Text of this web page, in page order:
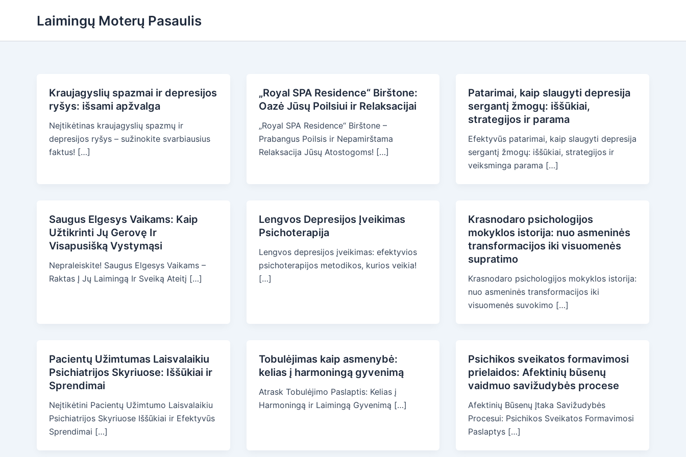
Laimingų Moterų Pasaulis
Kraujagyslių spazmai ir depresijos
ryšys: išsami apžvalga
Neįtikėtinas kraujagyslių spazmų ir
depresijos ryšys – sužinokite svarbiausius
faktus! […]
„Royal SPA Residence“ Birštone:
Oazė Jūsų Poilsiui ir Relaksacijai
„Royal SPA Residence“ Birštone –
Prabangus Poilsis ir Nepamirštama
Relaksacija Jūsų Atostogoms! […]
Patarimai, kaip slaugyti depresija
sergantį žmogų: iššūkiai,
strategijos ir parama
Efektyvūs patarimai, kaip slaugyti depresija
sergantį žmogų: iššūkiai, strategijos ir
veiksminga parama […]
Saugus Elgesys Vaikams: Kaip
Užtikrinti Jų Gerovę Ir
Visapusišką Vystymąsi
Nepraleiskite! Saugus Elgesys Vaikams –
Raktas Į Jų Laimingą Ir Sveiką Ateitį […]
Lengvos Depresijos Įveikimas
Psichoterapija
Lengvos depresijos įveikimas: efektyvios
psichoterapijos metodikos, kurios veikia!
[…]
Krasnodaro psichologijos
mokyklos istorija: nuo asmeninės
transformacijos iki visuomenės
supratimo
Krasnodaro psichologijos mokyklos istorija:
nuo asmeninės transformacijos iki
visuomenės suvokimo […]
Pacientų Užimtumas Laisvalaikiu
Psichiatrijos Skyriuose: Iššūkiai ir
Sprendimai
Neįtikėtini Pacientų Užimtumo Laisvalaikiu
Psichiatrijos Skyriuose Iššūkiai ir Efektyvūs
Sprendimai […]
Tobulėjimas kaip asmenybė:
kelias į harmoningą gyvenimą
Atrask Tobulėjimo Paslaptis: Kelias į
Harmoningą ir Laimingą Gyvenimą […]
Psichikos sveikatos formavimosi
prielaidos: Afektinių būsenų
vaidmuo savižudybės procese
Afektinių Būsenų Įtaka Savižudybės
Procesui: Psichikos Sveikatos Formavimosi
Paslaptys […]